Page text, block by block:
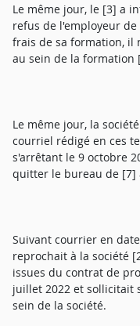
Le même jour, le [3] a
refus de l'employeur
frais de sa formation, il
au sein de la formation
Le même jour, la
courriel rédigé en ces
s'arrêtant le 9 octobre
quitter le bureau de [7]
Suivant courrier en
reprochait à la société
issues du contrat de
juillet 2022 et sollicitait
sein de la société.